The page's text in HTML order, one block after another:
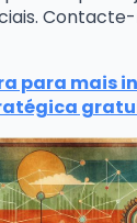
para mais